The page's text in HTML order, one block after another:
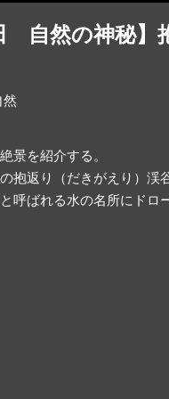
自然の神秘】
然
景を紹介する。
抱返り（だきがえり）渓谷
呼ばれる水の名所にドロ